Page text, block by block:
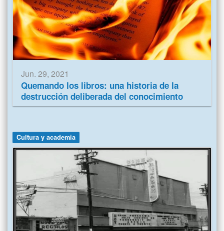
Jun. 29, 2021
Quemando los libros: una historia de la
destrucción deliberada del conocimiento
Cultura y academia